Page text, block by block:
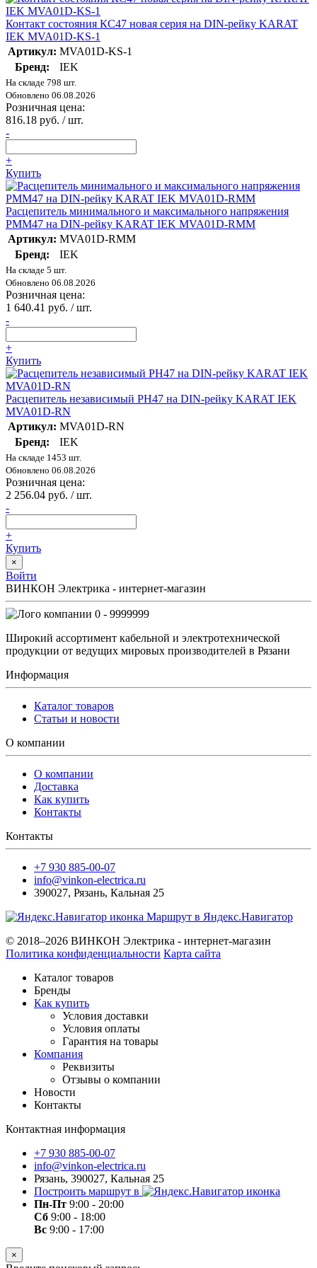
Контакт состояния КС47 новая серия на DIN-рейку KARAT
IEK MVA01D-KS-1
Артикул: MVA01D-KS-1
Бренд:
IEK
На складе 798 шт.
Обновлено 06.08.2026
Розничная цена:
816.18 руб. / шт.
-
+
Купить
Расцепитель минимального и максимального напряжения
РММ47 на DIN-рейку KARAT IEK MVA01D-RMM
Артикул: MVA01D-RMM
Бренд:
IEK
На складе 5 шт.
Обновлено 06.08.2026
Розничная цена:
1 640.41 руб. / шт.
-
+
Купить
Расцепитель независимый РН47 на DIN-рейку KARAT IEK
MVA01D-RN
Артикул: MVA01D-RN
Бренд:
IEK
На складе 1453 шт.
Обновлено 06.08.2026
Розничная цена:
2 256.04 руб. / шт.
-
+
Купить
×
Войти
ВИНКОН Электрика - интернет-магазин
0 - 9999999
Широкий ассортимент кабельной и электротехнической
продукции от ведущих мировых производителей в Рязани
Информация
Каталог товаров
Статьи и новости
О компании
О компании
Доставка
Как купить
Контакты
Контакты
+7 930 885-00-07
info@vinkon-electrica.ru
390027, Рязань, Кальная 25
Маршрут в Яндекс.Навигатор
© 2018–2026 ВИНКОН Электрика - интернет-магазин
Политика конфиденциальности Карта сайта
Каталог товаров
Бренды
Как купить
Условия доставки
Условия оплаты
Гарантия на товары
Компания
Реквизиты
Отзывы о компании
Новости
Контакты
Контактная информация
+7 930 885-00-07
info@vinkon-electrica.ru
Рязань, 390027, Кальная 25
Построить маршрут в
Пн-Пт 9:00 - 20:00
Сб 9:00 - 18:00
Вс 9:00 - 17:00
×